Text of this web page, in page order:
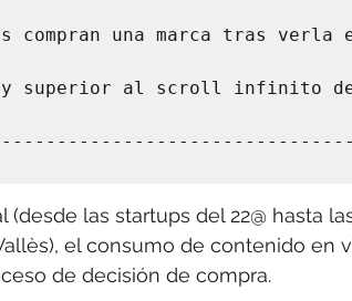
una marca tras verla
superior al scroll infinito
las startups del 22@ hasta
el consumo de contenido en
de decisión de compra.